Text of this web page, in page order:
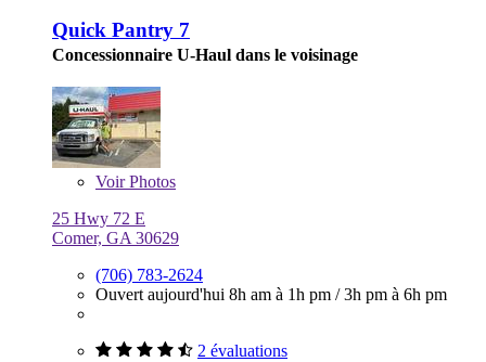
Quick Pantry 7
Concessionnaire U-Haul dans le voisinage
VoirPhotos
25 Hwy 72 E
Comer, GA 30629
(706) 783-2624
Ouvert aujourd'hui 8h am à 1h pm /3h pm à 6h pm
2 évaluations